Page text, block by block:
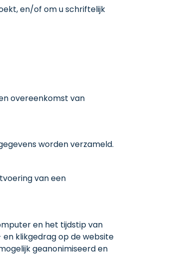
en/of om u schriftelijk
overeenkomst van
worden verzameld.
van een
en het tijdstip van
klikgedrag op de website
geanonimiseerd en